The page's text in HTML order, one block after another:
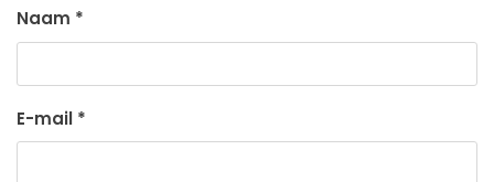
Naam *
E-mail *